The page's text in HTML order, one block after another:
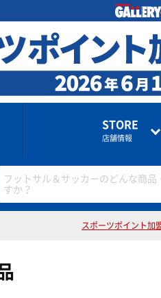
STORE
店舗情報
フットサル＆サッカーのどんな商品
すか？
スポーツポイント加